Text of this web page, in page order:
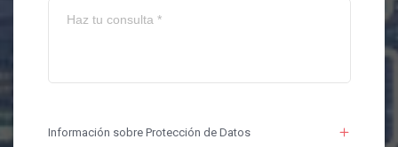
Información sobre Protección de Datos